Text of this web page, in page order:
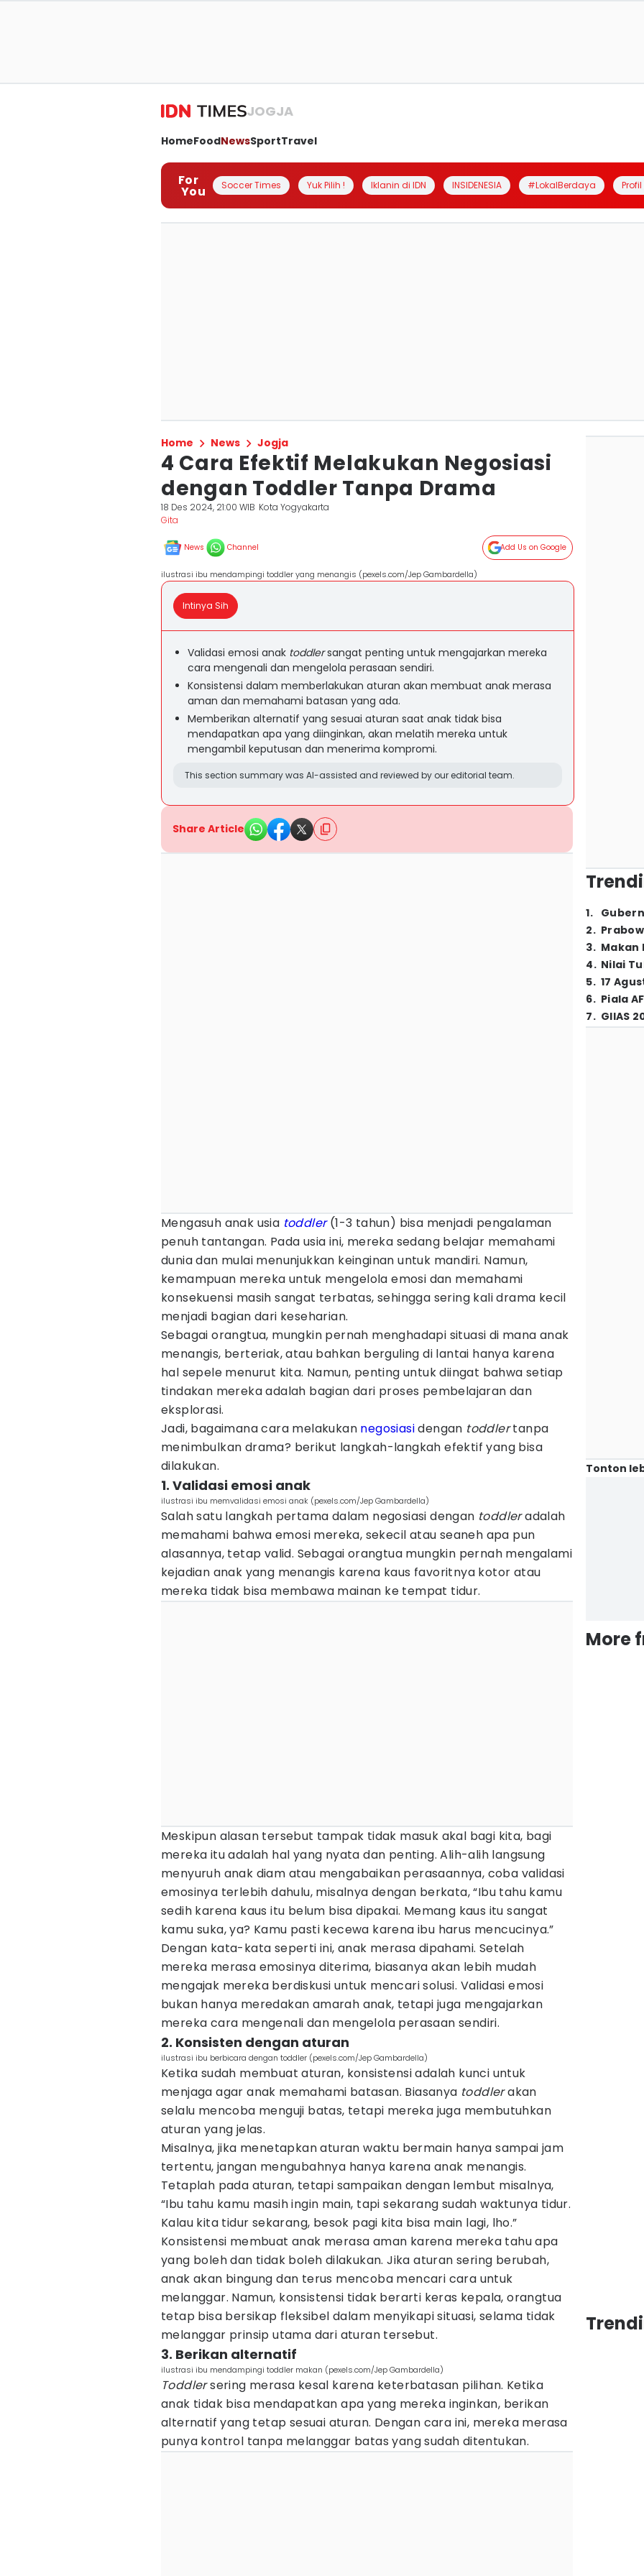
JOGJA
HomeFoodNewsSportTravel
For
You Soccer Times Yuk Pilih ! Iklanin di IDN INSIDENESIA #LokalBerdaya
Home News Jogja
4 Cara Efektif Melakukan Negosiasi
dengan Toddler Tanpa Drama
18 Des 2024, 21:00 WIB Kota Yogyakarta
Gita
News Channel Add Us on Google
ilustrasi ibu mendampingi toddler yang menangis (pexels.com/Jep Gambardella)
Intinya Sih
Validasi emosi anak toddlersangat penting untuk mengajarkan mereka
cara mengenali dan mengelola perasaan sendiri.
Konsistensi dalam memberlakukan aturan akan membuat anak merasa
aman dan memahami batasan yang ada.
Memberikan alternatif yang sesuai aturan saat anak tidak bisa
mendapatkan apa yang diinginkan, akan melatih mereka untuk
mengambil keputusan dan menerima kompromi.
This section summary was AI-assisted and reviewed by our editorial team.
Share Article
Mengasuh anak usia toddler(1-3 tahun) bisa menjadi pengalaman
penuh tantangan. Pada usia ini, mereka sedang belajar memahami
dunia dan mulai menunjukkan keinginan untuk mandiri. Namun,
kemampuan mereka untuk mengelola emosi dan memahami
konsekuensi masih sangat terbatas, sehingga sering kali drama kecil
menjadi bagian dari keseharian.
Sebagai orangtua, mungkin pernah menghadapi situasi di mana anak
menangis, berteriak, atau bahkan berguling di lantai hanya karena
hal sepele menurut kita. Namun, penting untuk diingat bahwa setiap
tindakan mereka adalah bagian dari proses pembelajaran dan
eksplorasi.
Jadi, bagaimana cara melakukan negosiasidengan toddlertanpa
menimbulkan drama? berikut langkah-langkah efektif yang bisa
dilakukan.
1. Validasi emosi anak
ilustrasi ibu memvalidasi emosi anak (pexels.com/Jep Gambardella)
Salah satu langkah pertama dalam negosiasi dengan toddleradalah
memahami bahwa emosi mereka, sekecil atau seaneh apa pun
alasannya, tetap valid. Sebagai orangtua mungkin pernah mengalami
kejadian anak yang menangis karena kaus favoritnya kotor atau
mereka tidak bisa membawa mainan ke tempat tidur.
Meskipun alasan tersebut tampak tidak masuk akal bagi kita, bagi
mereka itu adalah hal yang nyata dan penting. Alih-alih langsung
menyuruh anak diam atau mengabaikan perasaannya, coba validasi
emosinya terlebih dahulu, misalnya dengan berkata, “Ibu tahu kamu
sedih karena kaus itu belum bisa dipakai. Memang kaus itu sangat
kamu suka, ya? Kamu pasti kecewa karena ibu harus mencucinya.”
Dengan kata-kata seperti ini, anak merasa dipahami. Setelah
mereka merasa emosinya diterima, biasanya akan lebih mudah
mengajak mereka berdiskusi untuk mencari solusi. Validasi emosi
bukan hanya meredakan amarah anak, tetapi juga mengajarkan
mereka cara mengenali dan mengelola perasaan sendiri.
2. Konsisten dengan aturan
ilustrasi ibu berbicara dengan toddler (pexels.com/Jep Gambardella)
Ketika sudah membuat aturan, konsistensi adalah kunci untuk
menjaga agar anak memahami batasan. Biasanya toddlerakan
selalu mencoba menguji batas, tetapi mereka juga membutuhkan
aturan yang jelas.
Misalnya, jika menetapkan aturan waktu bermain hanya sampai jam
tertentu, jangan mengubahnya hanya karena anak menangis.
Tetaplah pada aturan, tetapi sampaikan dengan lembut misalnya,
“Ibu tahu kamu masih ingin main, tapi sekarang sudah waktunya tidur.
Kalau kita tidur sekarang, besok pagi kita bisa main lagi, lho.”
Konsistensi membuat anak merasa aman karena mereka tahu apa
yang boleh dan tidak boleh dilakukan. Jika aturan sering berubah,
anak akan bingung dan terus mencoba mencari cara untuk
melanggar. Namun, konsistensi tidak berarti keras kepala, orangtua
tetap bisa bersikap fleksibel dalam menyikapi situasi, selama tidak
melanggar prinsip utama dari aturan tersebut.
3. Berikan alternatif
ilustrasi ibu mendampingi toddler makan (pexels.com/Jep Gambardella)
Toddlersering merasa kesal karena keterbatasan pilihan. Ketika
anak tidak bisa mendapatkan apa yang mereka inginkan, berikan
alternatif yang tetap sesuai aturan. Dengan cara ini, mereka merasa
punya kontrol tanpa melanggar batas yang sudah ditentukan.
1.
2.
3. Makan
4. Nilai
5. 17
6. Piala
7. GIIAS
Tonton
More